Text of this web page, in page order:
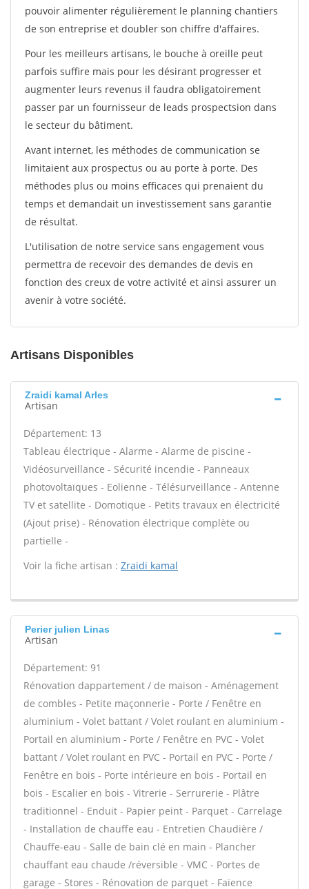
pouvoir alimenter régulièrement le planning chantiers
de son entreprise et doubler son chiffre d'affaires.
Pour les meilleurs artisans, le bouche à oreille peut
parfois suffire mais pour les désirant progresser et
augmenter leurs revenus il faudra obligatoirement
passer par un fournisseur de leads prospectsion dans
le secteur du bâtiment.
Avant internet, les méthodes de communication se
limitaient aux prospectus ou au porte à porte. Des
méthodes plus ou moins efficaces qui prenaient du
temps et demandait un investissement sans garantie
de résultat.
L'utilisation de notre service sans engagement vous
permettra de recevoir des demandes de devis en
fonction des creux de votre activité et ainsi assurer un
avenir à votre société.
Artisans Disponibles
Zraidi kamal Arles
Artisan
Département: 13
Tableau électrique - Alarme - Alarme de piscine -
Vidéosurveillance - Sécurité incendie - Panneaux
photovoltaïques - Eolienne - Télésurveillance - Antenne
TV et satellite - Domotique - Petits travaux en électricité
(Ajout prise) - Rénovation électrique complète ou
partielle -
Voir la fiche artisan : Zraidi kamal
Perier julien Linas
Artisan
Département: 91
Rénovation dappartement / de maison - Aménagement
de combles - Petite maçonnerie - Porte / Fenêtre en
aluminium - Volet battant / Volet roulant en aluminium -
Portail en aluminium - Porte / Fenêtre en PVC - Volet
battant / Volet roulant en PVC - Portail en PVC - Porte /
Fenêtre en bois - Porte intérieure en bois - Portail en
bois - Escalier en bois - Vitrerie - Serrurerie - Plâtre
traditionnel - Enduit - Papier peint - Parquet - Carrelage
- Installation de chauffe eau - Entretien Chaudière /
Chauffe-eau - Salle de bain clé en main - Plancher
chauffant eau chaude /réversible - VMC - Portes de
garage - Stores - Rénovation de parquet - Faïence